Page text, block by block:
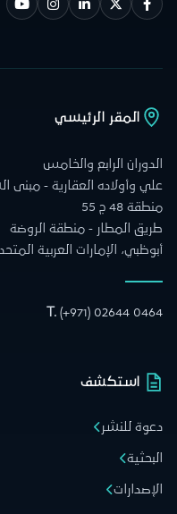
المقر الرئيسي
الدوران الرابع والخامس
علي وأولاده العقارية - مبنى
منطقة 48 ج 55
طريق المطار - منطقة الروضة
أبوظبي، الإمارات العربية
T. (+971) 02644 0464
استكشف
دعوة للنشر
البحثية
الإصدارات